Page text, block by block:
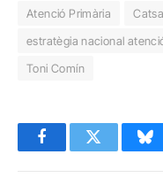
Atenció Primària
estratègia nacional
Toni Comín
FacebookTwitter